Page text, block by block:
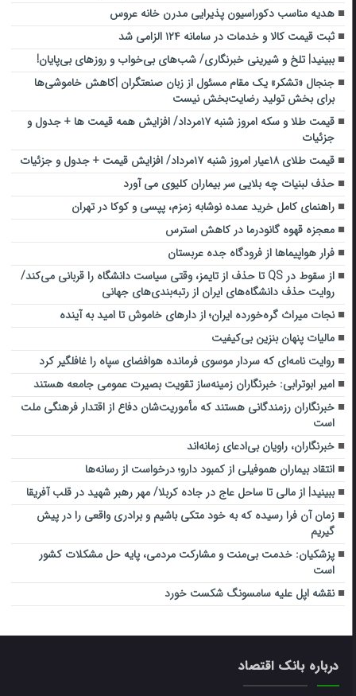
هدیه مناسب دکوراسیون پذیرایی مدرن خانه عروس
ثبت قیمت کالا و خدمات در سامانه ۱۲۴ الزامی شد
ببینید| تلخ و شیرینی خبرنگاری/‌ شب‌های بی‌خواب و روزهای بی‌پایان!
جنجال «تشکر» یک مقام مسئول از زبان صنعتگران |کاهش خاموشی‌ها
برای بخش تولید رضایت‌بخش نیست
قیمت طلا و سکه امروز شنبه ۱۷مرداد/ افزایش همه قیمت ها + جدول و
جزئیات
قیمت طلای ۱۸عیار امروز شنبه ۱۷مرداد/ افزایش قیمت + جدول و جزئیات
حذف لبنیات چه بلایی سر بیماران کلیوی می آورد
راهنمای کامل خرید عمده نوشابه زمزم، پپسی و کوکا در تهران
معجزه قهوه گانودرما در کاهش استرس
فرار هواپیماها از فرودگاه جده عربستان
از سقوط در QS تا حذف از تایمز، وقتی سیاست دانشگاه را قربانی می‌کند/
روایت حذف دانشگاه‌های ایران از رتبه‌بندی‌های جهانی
نجات میراث گره‌خورده ایران؛ از دارهای خاموش تا امید به آینده
مالیات پنهان بنزین بی‌کیفیت
روایت نامه‌ای که سردار موسوی فرمانده هوافضای سپاه را غافلگیر کرد
امیر ابوترابی: خبرنگاران زمینه‌ساز تقویت بصیرت عمومی جامعه هستند
خبرنگاران رزمندگانی هستند که مأموریت‌شان دفاع از اقتدار فرهنگی ملت
است
خبرنگاران، راویان بی‌ادعای زمانه‌اند
انتقاد بیماران هموفیلی از کمبود دارو؛ درخواست از رسانه‌ها
ببینید| از مالی تا ساحل عاج در جاده کربلا/ مهر رهبر شهید در قلب آفریقا
زمان آن فرا رسیده که به خود متکی باشیم و برادری واقعی را در پیش
گیریم
پزشکیان: خدمت بی‌منت و مشارکت مردمی، پایه حل مشکلات کشور
است
نقشه اپل علیه سامسونگ شکست خورد
درباره بانک اقتصاد